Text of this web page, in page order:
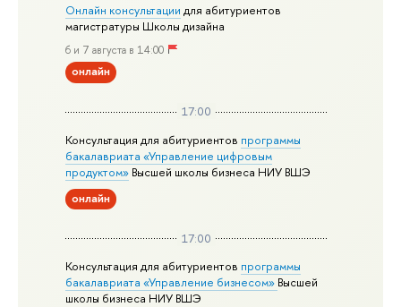
Онлайн консультации для абитуриентов
магистратуры Школы дизайна
6 и 7 августа в 14:00
онлайн
17:00
Консультация для абитуриентов программы
бакалавриата «Управление цифровым
продуктом» Высшей школы бизнеса НИУ ВШЭ
онлайн
17:00
Консультация для абитуриентов программы
бакалавриата «Управление бизнесом» Высшей
школы бизнеса НИУ ВШЭ